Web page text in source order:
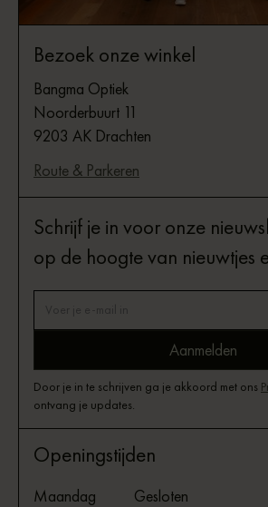
Bezoek onze winkel
Bangma Optiek
Noorderbuurt 11
9203 AK Drachten
Route & Parkeren
Schrijf je in voor onze
op de hoogte van nieuwtjes
Door je in te schrijven ga je akkoord met ons
ontvang je updates.
Openingstijden
Maandag
Gesloten